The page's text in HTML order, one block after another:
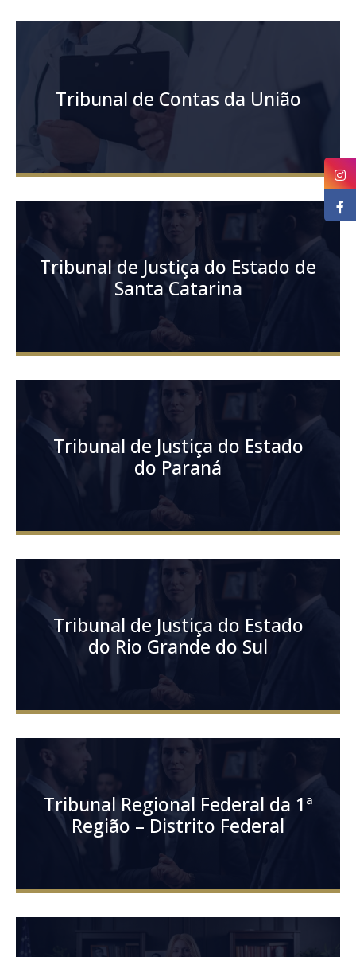
Tribunal de Contas da União
Tribunal de Justiça do Estado de
Santa Catarina
Tribunal de Justiça do Estado
do Paraná
Tribunal de Justiça do Estado
do Rio Grande do Sul
Tribunal Regional Federal da 1ª
Região – Distrito Federal